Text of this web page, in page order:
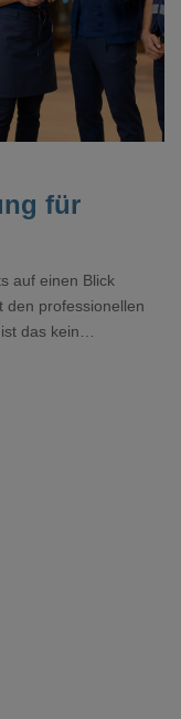
für
auf einen Blick
den professionellen
das kein
mehreren